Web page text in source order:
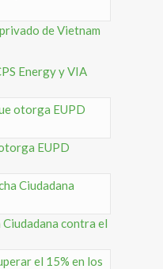
de Vietnam
Energy y VIA
EUPD
contra el